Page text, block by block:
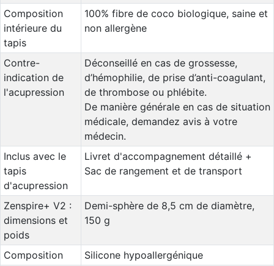
Composition
intérieure du
tapis
100% fibre de coco biologique, saine et
non allergène
Contre-
indication de
l'acupression
Déconseillé en cas de grossesse,
d’hémophilie, de prise d’anti-coagulant,
de thrombose ou phlébite.
De manière générale en cas de situation
médicale, demandez avis à votre
médecin.
Inclus avec le
tapis
d'acupression
Livret d'accompagnement détaillé +
Sac de rangement et de transport
Zenspire+ V2 :
dimensions et
poids
Demi-sphère de 8,5 cm de diamètre,
150 g
Composition
Silicone hypoallergénique